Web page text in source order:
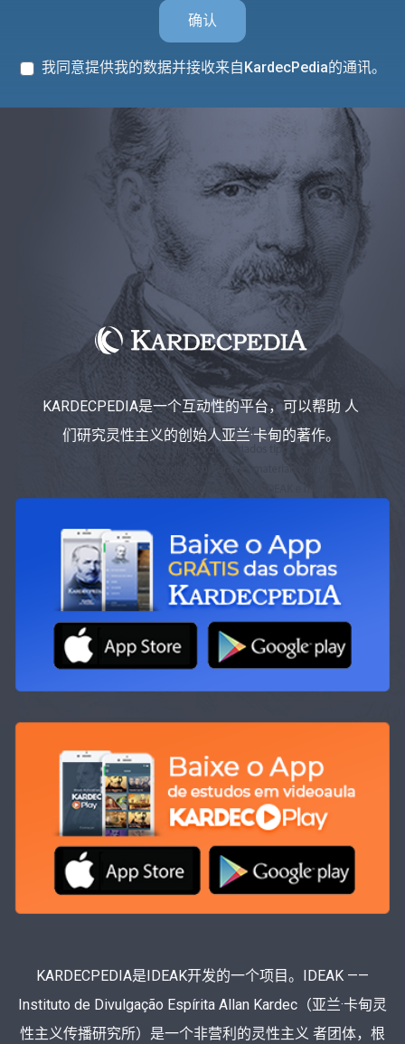
确认
我同意提供我的数据并接收来自KardecPedia的通讯。
KARDECPEDIA是一个互动性的平台，可以帮助 人
们研究灵性主义的创始人亚兰·卡甸的著作。
KARDECPEDIA是IDEAK开发的一个项目。IDEAK ——
Instituto de Divulgação Espírita Allan Kardec（亚兰·卡甸灵
性主义传播研究所）是一个非营利的灵性主义 者团体，根